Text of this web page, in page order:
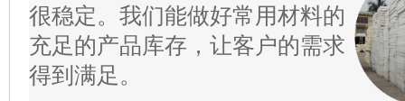
很稳定。我们能做好常用材料的
充足的产品库存，让客户的需求
得到满足。